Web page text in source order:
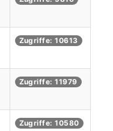
Zugriffe: 10613
Zugriffe: 11979
Zugriffe: 10580